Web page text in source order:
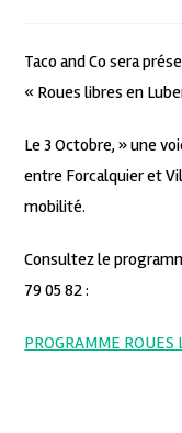
Taco and Co sera
« Roues libres en
Le 3 Octobre, » une
entre Forcalquier et
mobilité.
Consultez le
79 05 82 :
PROGRAMME